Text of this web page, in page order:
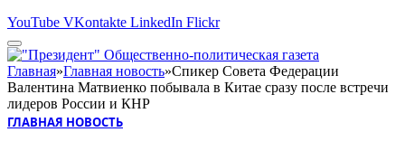
YouTube VKontakte LinkedIn Flickr
Главная»Главная новость»Спикер Совета Федерации
Валентина Матвиенко побывала в Китае сразу после встречи
лидеров России и КНР
ГЛАВНАЯ НОВОСТЬ